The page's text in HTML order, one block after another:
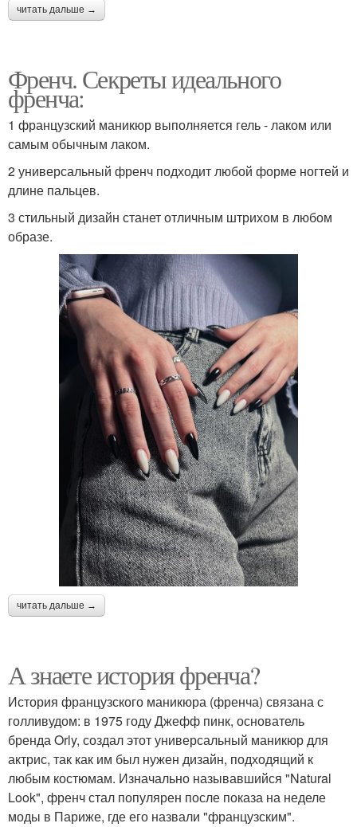
читать дальше →
Френч. Секреты идеального
френча:
1 французский маникюр выполняется гель - лаком или
самым обычным лаком.
2 универсальный френч подходит любой форме ногтей и
длине пальцев.
3 стильный дизайн станет отличным штрихом в любом
образе.
читать дальше →
А знаете история френча?
История французского маникюра (френча) связана с
голливудом: в 1975 году Джефф пинк, основатель
бренда Orly, создал этот универсальный маникюр для
актрис, так как им был нужен дизайн, подходящий к
любым костюмам. Изначально называвшийся "Natural
Look", френч стал популярен после показа на неделе
моды в Париже, где его назвали "французским".